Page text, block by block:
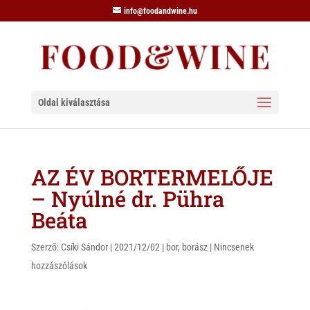
info@foodandwine.hu
Oldal kiválasztása
AZ ÉV BORTERMELŐJE
– Nyúlné dr. Pühra
Beáta
Szerző: Csíki Sándor|2021/12/02 | bor, borász| Nincsenek
hozzászólások